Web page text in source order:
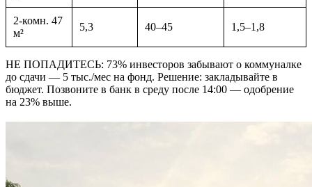
2-комн. 47
м²
5,3 40–45 1,5–1,8
НЕ ПОПАДИТЕСЬ: 73% инвесторов забывают о коммуналке
до сдачи — 5 тыс./мес на фонд. Решение: закладывайте в
бюджет. Позвоните в банк в среду после 14:00 — одобрение
на 23% выше.